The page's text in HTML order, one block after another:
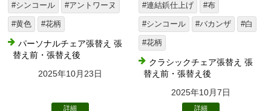
#シンコール #アントワーヌ
#黄色 #花柄
パーソナルチェア張替え 張
替え前・張替え後
2025年10月23日
詳細
#連結鋲仕上げ #布
#シンコール #バカンザ #白
#花柄
クラシックチェア張替え 張
替え前・張替え後
2025年10月7日
詳細